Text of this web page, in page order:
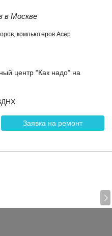
в Москве
компьютеров Асер
центр "Как надо" на
Заявка на ремонт